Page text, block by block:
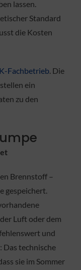
lassen.
Standard
die Kosten
Fachbetrieb. Die
ein
zu den
Brennstoff –
gespeichert.
Luft oder dem
und
Das technische
sie im Sommer